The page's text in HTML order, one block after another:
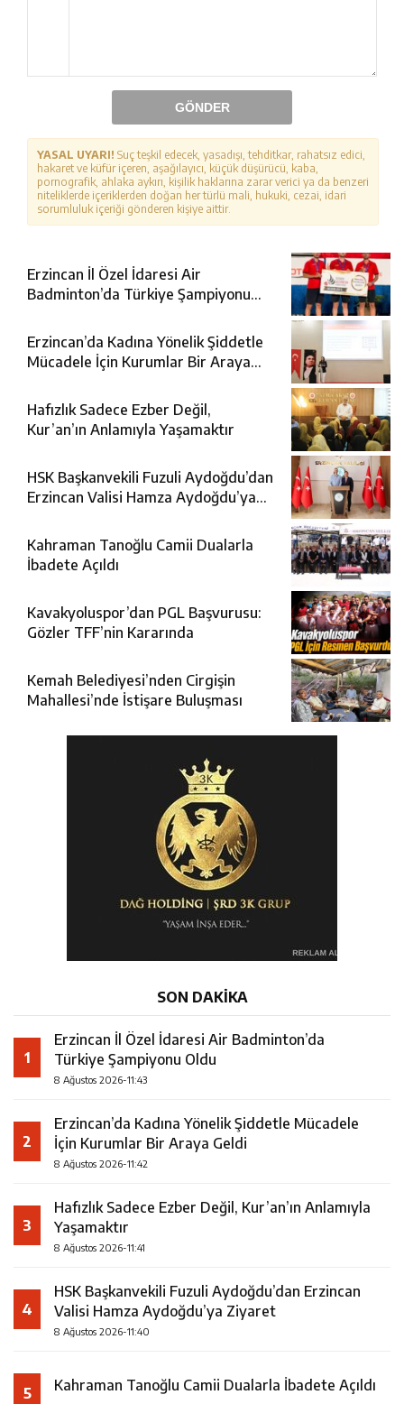
GÖNDER
YASAL UYARI! Suç teşkil edecek, yasadışı, tehditkar, rahatsız edici,
hakaret ve küfür içeren, aşağılayıcı, küçük düşürücü, kaba,
pornografik, ahlaka aykırı, kişilik haklarına zarar verici ya da benzeri
niteliklerde içeriklerden doğan her türlü mali, hukuki, cezai, idari
sorumluluk içeriği gönderen kişiye aittir.
Erzincan İl Özel İdaresi Air
Badminton’da Türkiye Şampiyonu
Erzincan’da Kadına Yönelik Şiddetle
Mücadele İçin Kurumlar Bir Araya
Hafızlık Sadece Ezber Değil,
Kur’an’ın Anlamıyla Yaşamaktır
HSK Başkanvekili Fuzuli Aydoğdu’dan
Erzincan Valisi Hamza Aydoğdu’ya
Kahraman Tanoğlu Camii Dualarla
İbadete Açıldı
Kavakyoluspor’dan PGL Başvurusu:
Gözler TFF’nin Kararında
Kemah Belediyesi’nden Cirgişin
Mahallesi’nde İstişare Buluşması
SON DAKİKA
1
Erzincan İl Özel İdaresi Air Badminton’da
Türkiye Şampiyonu Oldu
8 Ağustos 2026-11:43
2
Erzincan’da Kadına Yönelik Şiddetle Mücadele
İçin Kurumlar Bir Araya Geldi
8 Ağustos 2026-11:42
3
Hafızlık Sadece Ezber Değil, Kur’an’ın Anlamıyla
Yaşamaktır
8 Ağustos 2026-11:41
4
HSK Başkanvekili Fuzuli Aydoğdu’dan Erzincan
Valisi Hamza Aydoğdu’ya Ziyaret
8 Ağustos 2026-11:40
5 Kahraman Tanoğlu Camii Dualarla İbadete Açıldı